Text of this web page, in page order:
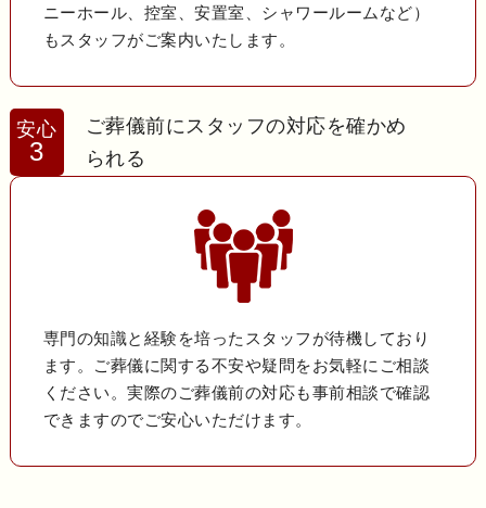
ニーホール、控室、安置室、シャワールームなど）
もスタッフがご案内いたします。
安心
3
ご葬儀前にスタッフの対応を確かめ
られる
専門の知識と経験を培ったスタッフが待機しており
ます。ご葬儀に関する不安や疑問をお気軽にご相談
ください。実際のご葬儀前の対応も事前相談で確認
できますのでご安心いただけます。